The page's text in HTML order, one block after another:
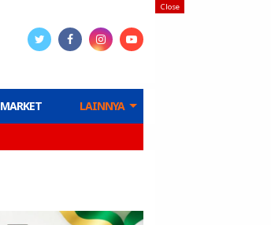
MARKET LAINNYA
Close